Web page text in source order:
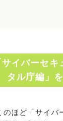
サイバーセ
タル庁編」
のほど「サイ